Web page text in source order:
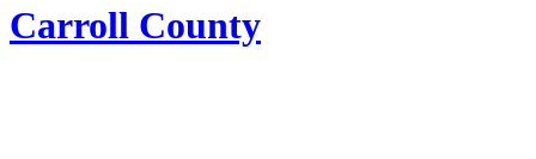
Carroll County